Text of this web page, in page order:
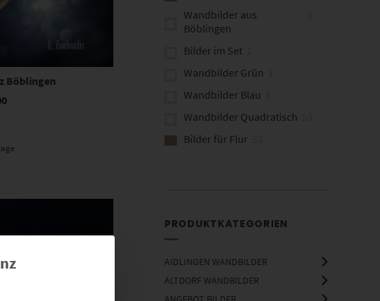
Böblingen
Wandbilder aus
Böblingen
Bilder im Set
Wandbilder Grün
Wandbilder Blau
Wandbilder Quadratisch
Bilder für Flur
PRODUKTKATEGORIEN
AIDLINGEN WANDBILDER
ALTDORF WANDBILDER